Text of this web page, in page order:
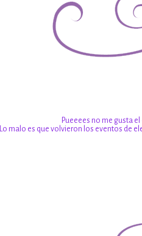
Pueeees no me gusta
Lo malo es que volvieron los eventos de